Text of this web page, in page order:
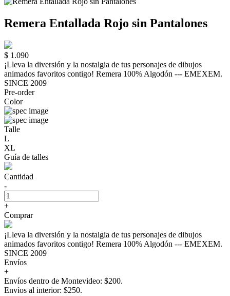
Remera Entallada Rojo sin Pantalones
$ 1.090
¡Lleva la diversión y la nostalgia de tus personajes de dibujos
animados favoritos contigo! Remera 100% Algodón --- EMEXEM.
SINCE 2009
Pre-order
Color
Talle
L
XL
Guía de talles
Cantidad
-
+
Comprar
¡Lleva la diversión y la nostalgia de tus personajes de dibujos
animados favoritos contigo! Remera 100% Algodón --- EMEXEM.
SINCE 2009
Envíos
+
Envíos dentro de Montevideo: $200.
Envíos al interior: $250.